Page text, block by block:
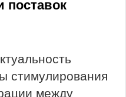
поставок
стимулирования
между